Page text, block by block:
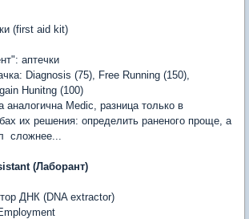
(first aid kit)
аптечки
Diagnosis (75), Free Running (150),
Hunitng (100)
аналогична Medic, разница только в
их решения: определить раненого проще, а
 сложнее...
(Лаборант)
ДНК (DNA extractor)